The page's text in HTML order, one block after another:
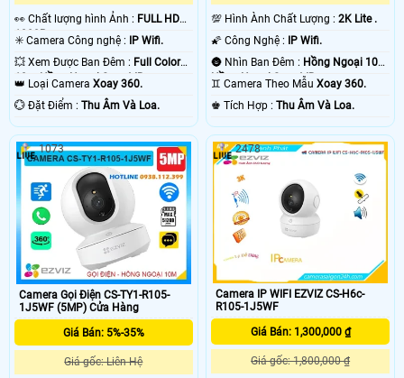
️👀 Chất lượng hình Ảnh : FULL HD
1080P .
✳️ Camera Công nghệ :
IP Wifi.
💥 Xem Được Ban Đêm : Full Color
10m Hồng Ngoại Smart IR.
👑 Loại Camera Xoay 360.
️💮 Đặt Điểm : Thu Âm Và Loa.
💯 Hình Ành Chất Lượng :2K Lite .
🌠 Công Nghệ :
IP Wifi.
🌚 Nhìn Ban Đêm : Hồng Ngoại 10m
Hồng Ngoại Smart IR.
♊ Camera Theo MẫuXoay 360.
️♚ Tích Hợp :Thu Âm Và Loa.
Camera Gọi Điện CS-TY1-R105-
1J5WF (5MP) Cửa Hàng
Giá Bán: 5%-35%
Giá gốc: Liên Hệ
1073
Camera IP WIFI EZVIZ CS-H6c-
R105-1J5WF
Giá Bán: 1,300,000 ₫
Giá gốc: 1,800,000 ₫
2478